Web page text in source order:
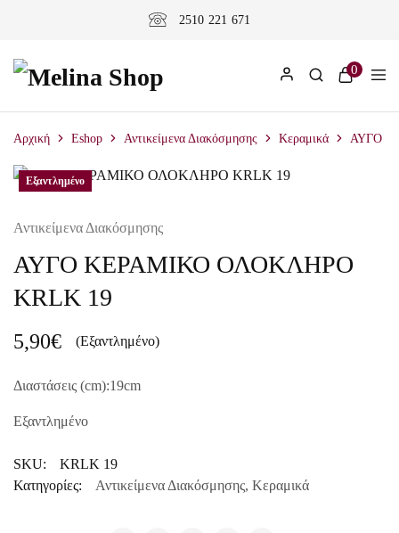
2510 221 671
0
Αρχική Eshop Αντικείμενα Διακόσμησης Κεραμικά ΑΥΓΟ
Εξαντλημένο
Αντικείμενα Διακόσμησης
ΑΥΓΟ ΚΕΡΑΜΙΚΟ ΟΛΟΚΛΗΡΟ
KRLK 19
5,90€ (Εξαντλημένο)
Διαστάσεις (cm):19cm
Εξαντλημένο
SKU:
KRLK 19
Κατηγορίες:
Αντικείμενα Διακόσμησης, Κεραμικά
Εξαντλημένο